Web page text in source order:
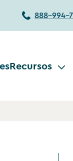
888-994-
Recursos